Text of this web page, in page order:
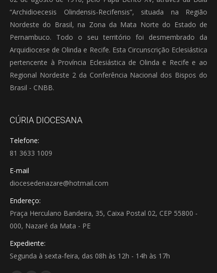
“Archidioecesis Olindensis-Recifensis”, situada na Região
Nordeste do Brasil, na Zona da Mata Norte do Estado de
Pernambuco. Todo o seu território foi desmembrado da
Arquidiocese de Olinda e Recife. Esta Circunscrição Eclesiástica
pertencente à Província Eclesiástica de Olinda e Recife e ao
Regional Nordeste 2 da Conferência Nacional dos Bispos do
Brasil - CNBB.
CÚRIA DIOCESANA
Telefone:
81 3633 1009
E-mail
diocesedenazare@hotmail.com
Endereço:
Praça Herculano Bandeira, 35, Caixa Postal 02, CEP 55800 -
000, Nazaré da Mata - PE
Expediente:
Segunda à sexta-feira, das 08h às 12h - 14h às 17h